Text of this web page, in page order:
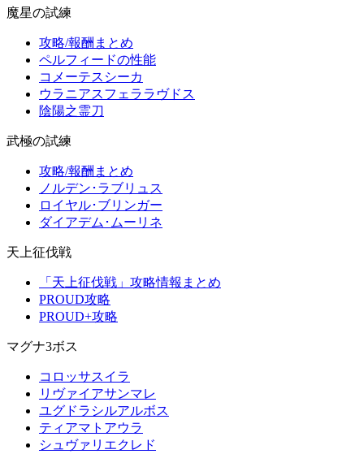
魔星の試練
攻略/報酬まとめ
ペルフィードの性能
コメーテスシーカ
ウラニアスフェララヴドス
陰陽之霊刀
武極の試練
攻略/報酬まとめ
ノルデン･ラブリュス
ロイヤル･ブリンガー
ダイアデム･ムーリネ
天上征伐戦
「天上征伐戦」攻略情報まとめ
PROUD攻略
PROUD+攻略
マグナ3ボス
コロッサスイラ
リヴァイアサンマレ
ユグドラシルアルボス
ティアマトアウラ
シュヴァリエクレド